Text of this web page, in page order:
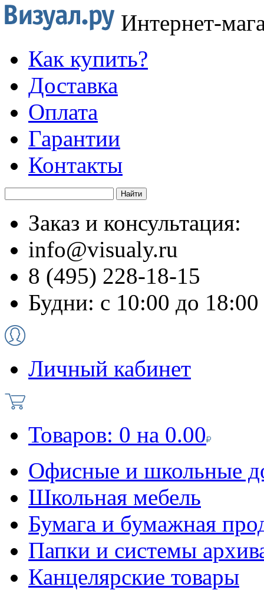
Интернет-
Как купить?
Доставка
Оплата
Гарантии
Контакты
Заказ и консультация:
info@visualy.ru
8 (495) 228-18-15
Будни: с 10:00 до 18:00
Личный кабинет
Товаров: 0 на 0.00
Офисные и школьные
Школьная мебель
Бумага и бумажная
Папки и системы
Канцелярские товары